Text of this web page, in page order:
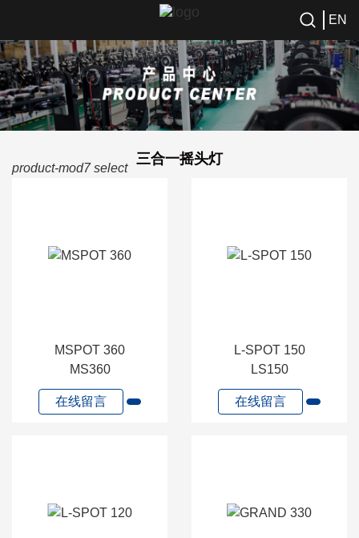
EN
三合一摇头灯
product-mod7 select
MSPOT 360
MS360
在线留言
L-SPOT 150
LS150
在线留言